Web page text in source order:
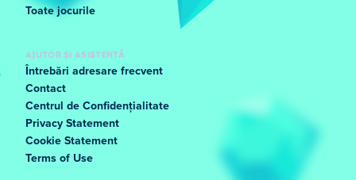
Toate jocurile
AJUTOR ȘI ASISTENȚĂ
Întrebări adresare frecvent
Contact
Centrul de Confidențialitate
Privacy Statement
Cookie Statement
Terms of Use